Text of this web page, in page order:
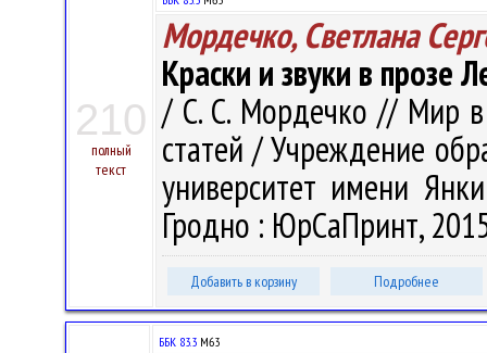
210
полный
текст
Мордечко, Светлана
Краски и звуки в прозе
/ С. С. Мордечко // Мир в
статей / Учреждение
университет имени
Гродно : ЮрСаПринт,
Добавить в корзину Подробнее
ББК 83.3 М63